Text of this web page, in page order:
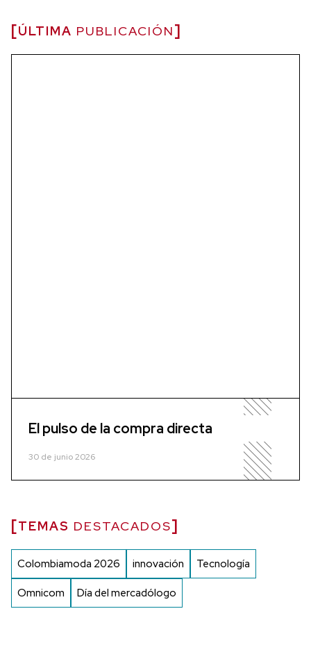
ÚLTIMA PUBLICACIÓN
El pulso de la compra directa
30 de junio 2026
TEMAS DESTACADOS
Colombiamoda 2026 innovación Tecnología
Omnicom Día del mercadólogo